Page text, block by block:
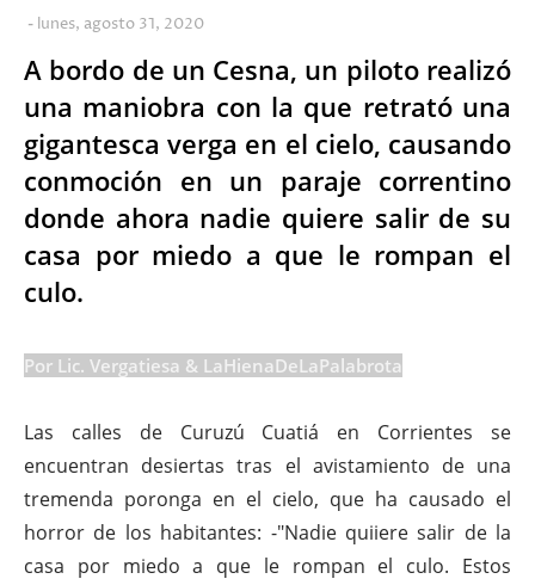
lunes, agosto 31, 2020
A bordo de un Cesna, un piloto realizó
una maniobra con la que retrató una
gigantesca verga en el cielo, causando
conmoción en un paraje correntino
donde ahora nadie quiere salir de su
casa por miedo a que le rompan el
culo.
Por Lic. Vergatiesa & LaHienaDeLaPalabrota
Las calles de Curuzú Cuatiá en Corrientes se
encuentran desiertas tras el avistamiento de una
tremenda poronga en el cielo, que ha causado el
horror de los habitantes: -"Nadie quiiere salir de la
casa por miedo a que le rompan el culo. Estos